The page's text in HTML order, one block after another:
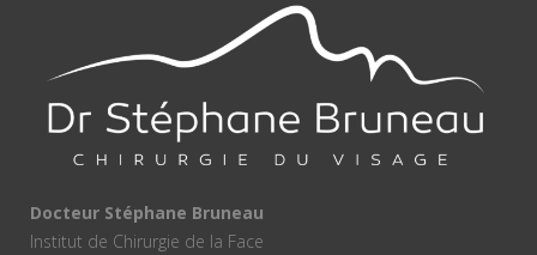
Docteur Stéphane Bruneau
Institut de Chirurgie de la Face